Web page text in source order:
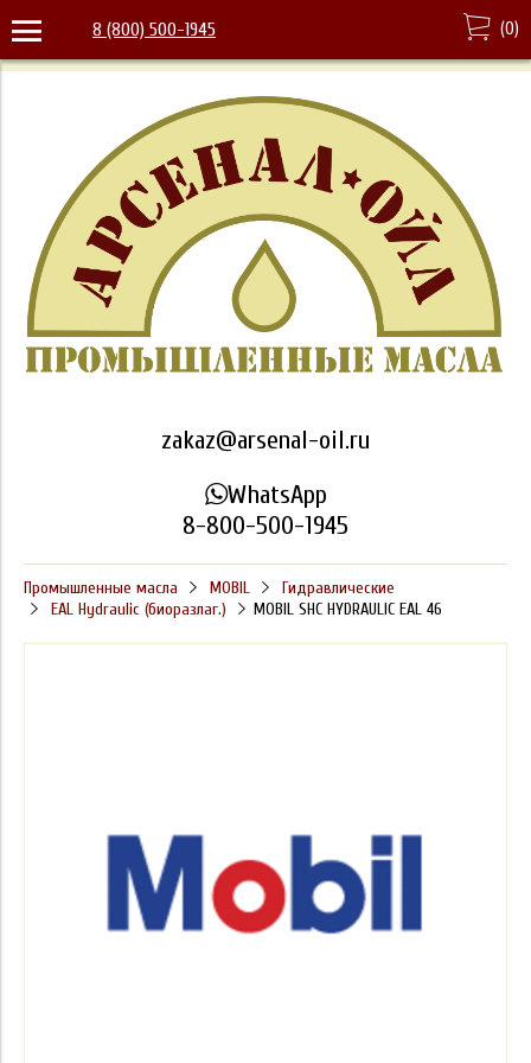
8 (800) 500-1945 (0)
zakaz@arsenal-oil.ru
WhatsApp
8-800-500-1945
Промышленные масла MOBIL
Гидравлические
EAL Hydraulic (биоразлаг.)
MOBIL SHC HYDRAULIC EAL 46